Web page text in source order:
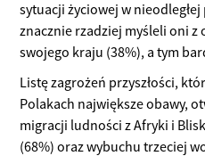
sytuacji życiowej w
znacznie rzadziej myśleli oni z
swojego kraju (38%), a tym
Listę zagrożeń przyszłości,
Polakach największe obawy,
migracji ludności z Afryki i
(68%) oraz wybuchu trzeciej